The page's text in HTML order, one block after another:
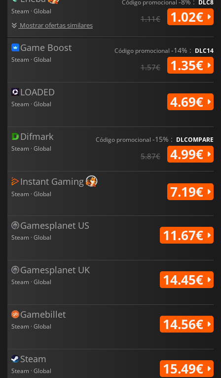
Steam · Global
Mostrar ofertas similares
Código promocional DLC8
1.11€ 1.02€
Game Boost
Steam · Global
Código promocional -14% : DLC14
1.57€ 1.35€
LOADED
Steam · Global 4.69€
Difmark
Steam · Global
Código promocional -15% : DLCOMPARE
5.87€ 4.99€
Instant Gaming
Steam · Global 7.19€
Gamesplanet US
Steam · Global 11.67€
Gamesplanet UK
Steam · Global 14.45€
Gamebillet
Steam · Global 14.56€
Steam
Steam · Global 15.49€